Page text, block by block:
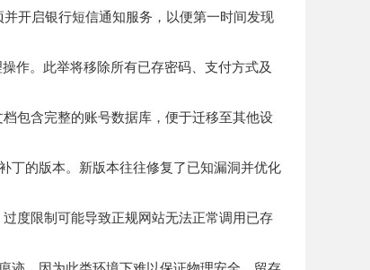
开启银行短信通知服务，以便第一时间发现
作。此举将移除所有已存密码、支付方式及
包含完整的账号数据库，便于迁移至其他设
丁的版本。新版本往往修复了已知漏洞并优化
度限制可能导致正规网站无法正常调用已存